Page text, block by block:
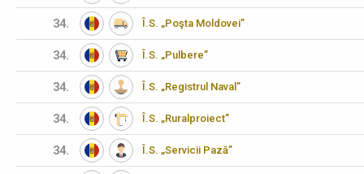
34. Î.S. „Poşta Moldovei”
34. Î.S. „Pulbere”
34. Î.S. „Registrul Naval”
34. Î.S. „Ruralproiect”
34. Î.S. „Servicii Pază”